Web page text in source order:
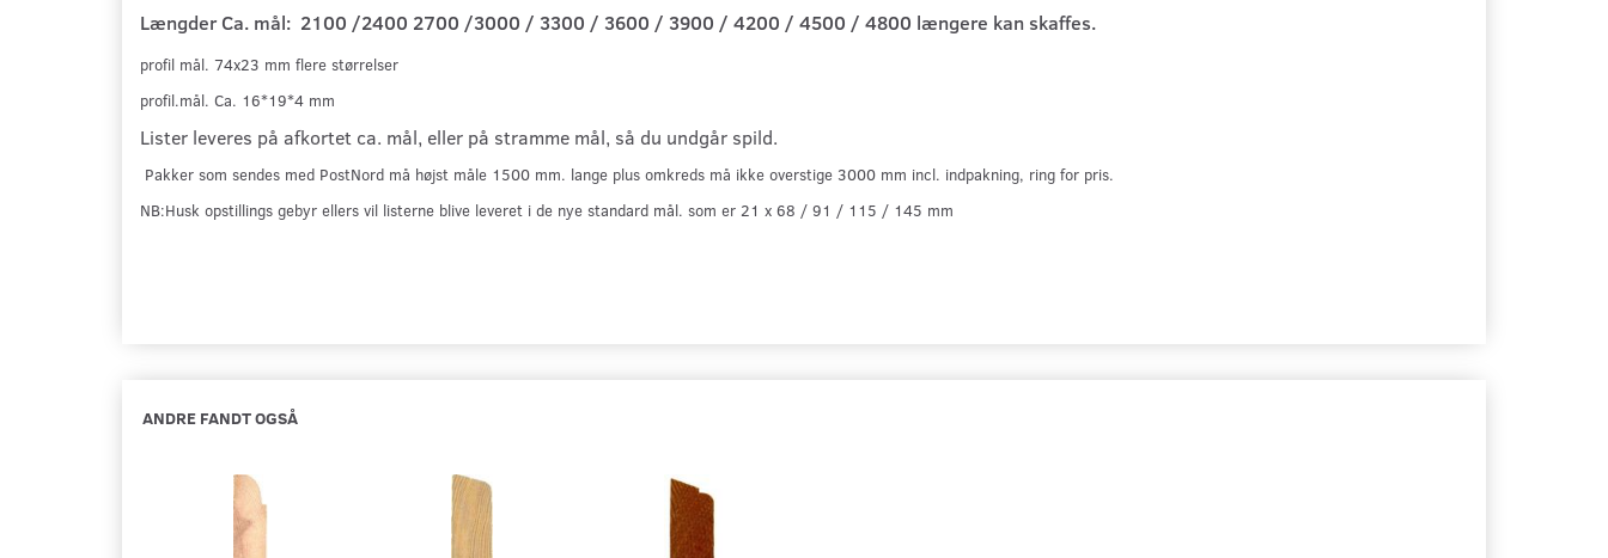
Længder Ca. mål: 2100 /2400 2700 /3000 / 3300 / 3600 / 3900 / 4200 / 4500 / 4800 længere kan skaffes.
profil mål. 74x23 mm flere størrelser
profil.mål. Ca. 16*19*4 mm
Lister leveres på afkortet ca. mål, eller på stramme mål, så du undgår spild.
Pakker som sendes med PostNord må højst måle 1500 mm. lange plus omkreds må ikke overstige 3000 mm incl. indpakning, ring for pris.
NB:Husk opstillings gebyr ellers vil listerne blive leveret i de nye standard mål. som er 21 x 68 / 91 / 115 / 145 mm
ANDRE FANDT OGSÅ